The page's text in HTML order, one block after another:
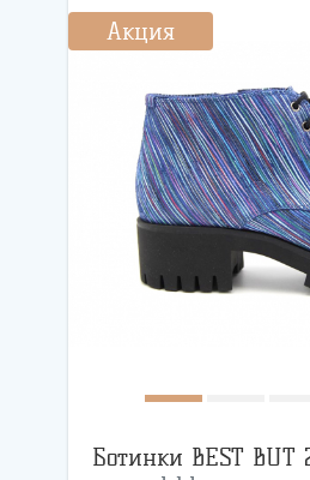
Акция
Ботинки BEST BUT